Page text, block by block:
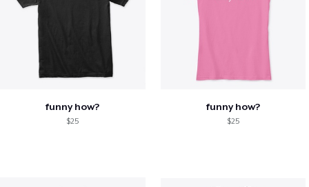
funny how?
$25
funny how?
$25